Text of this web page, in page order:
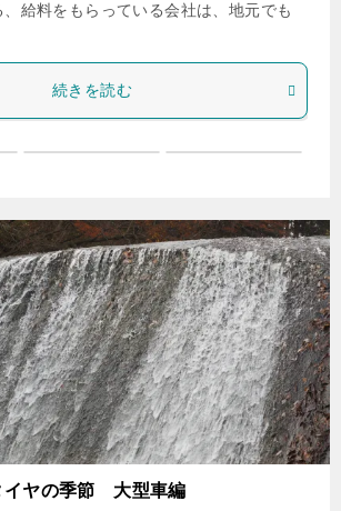
給料をもらっている会社は、地元でも
続きを読む
イヤの季節 大型車編